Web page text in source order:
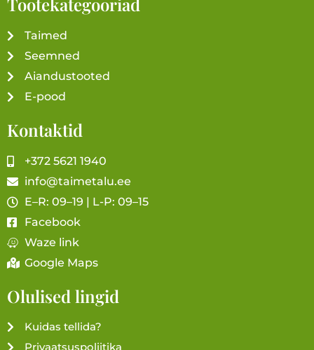
Taimed
Seemned
Aiandustooted
E-pood
Kontaktid
+372 5621 1940
info@taimetalu.ee
E–R: 09–19 | L-P: 09–15
Facebook
Waze link
Google Maps
Olulised lingid
Kuidas tellida?